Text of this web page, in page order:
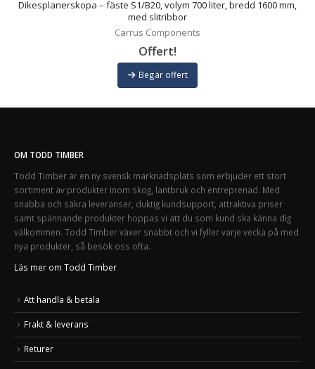
Dikesplanerskopa – fäste S1/B20, volym 700 liter, bredd 1600 mm,
med slitribbor
Carrus Components
Offert!
Begär offert
OM TODD TIMBER
Todd Timber är en ny svensk marknadsplats som erbjuder ett stort
sortiment av produkter inom skog, lantbruk och entreprenad. Med
snabba och säkra leveranser, duktig kundsupport, attraktiva priser
samt spännande produkter hoppas vi att du som kund ska känna dig
välkommen. Todd Timber växer snabbt och vi fyller varje vecka på med
nya produkter, så besök oss ofta.
Läs mer om Todd Timber
Att handla & betala
Frakt & leverans
Returer